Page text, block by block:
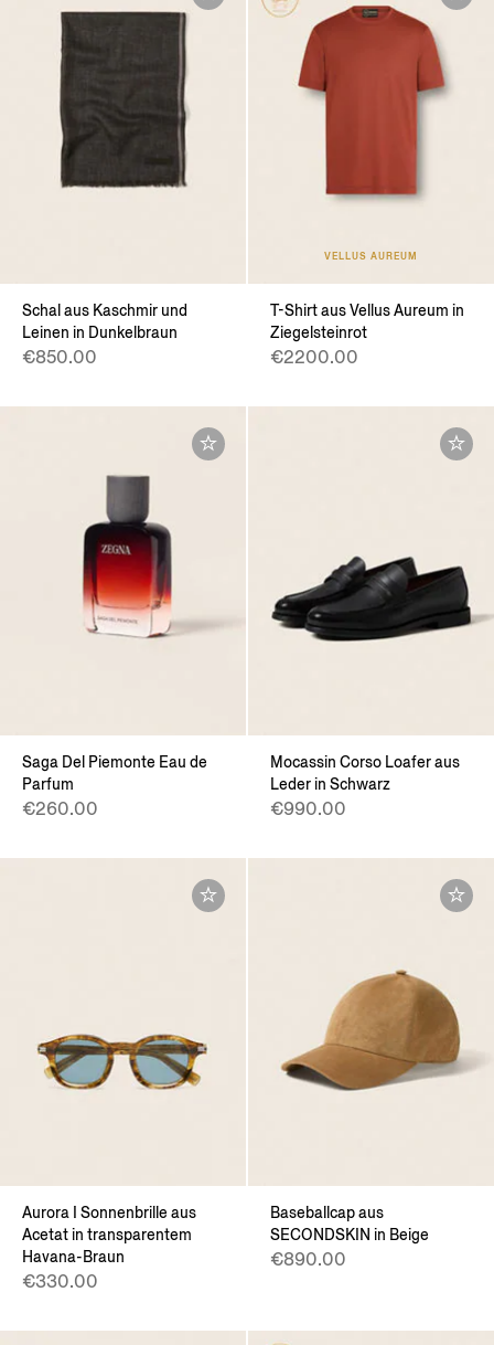
Schal aus Kaschmir und
Leinen in Dunkelbraun
€850.00
VELLUS AUREUM
T-Shirt aus Vellus Aureum in
Ziegelsteinrot
€2200.00
Saga Del Piemonte Eau de
Parfum
€260.00
Mocassin Corso Loafer aus
Leder in Schwarz
€990.00
Aurora I Sonnenbrille aus
Acetat in transparentem
Havana-Braun
€330.00
Baseballcap aus
SECONDSKIN in Beige
€890.00